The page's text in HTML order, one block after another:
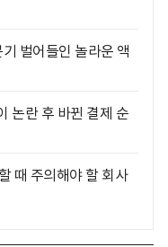
벌어들인 놀라운 액
논란 후 바뀐 결제 순
때 주의해야 할 회사